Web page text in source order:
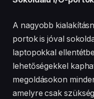
#gifted #giftidea
#lifestyle #lifehacks
#ajándék
#fejlődés #buildpc
A nagyobb
portok is jóval
laptopokkal
lehetőségekkel
megoldásokon
amelyre csak